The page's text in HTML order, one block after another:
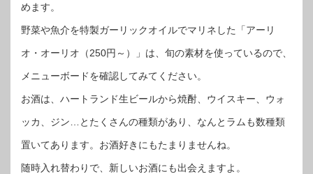
めます。
野菜や魚介を特製ガーリックオイルでマリネした「アーリ
オ・オーリオ（250円～）」は、旬の素材を使っているので、
メニューボードを確認してみてください。
お酒は、ハートランド生ビールから焼酎、ウイスキー、ウォ
ッカ、ジン…とたくさんの種類があり、なんとラムも数種類
置いてあります。お酒好きにもたまりませんね。
随時入れ替わりで、新しいお酒にも出会えますよ。